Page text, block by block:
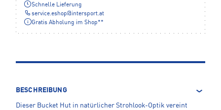
Schnelle Lieferung
service.eshop@ intersport.at
Gratis Abholung im Shop**
BESCHREIBUNG
Dieser Bucket Hut in natürlicher Strohlook-Optik vereint